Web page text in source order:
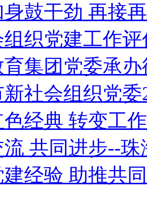
鼓干劲 再接
织党建工作
集团党委承
社会组织党
经典 转变工
共同进步--
经验 助推共